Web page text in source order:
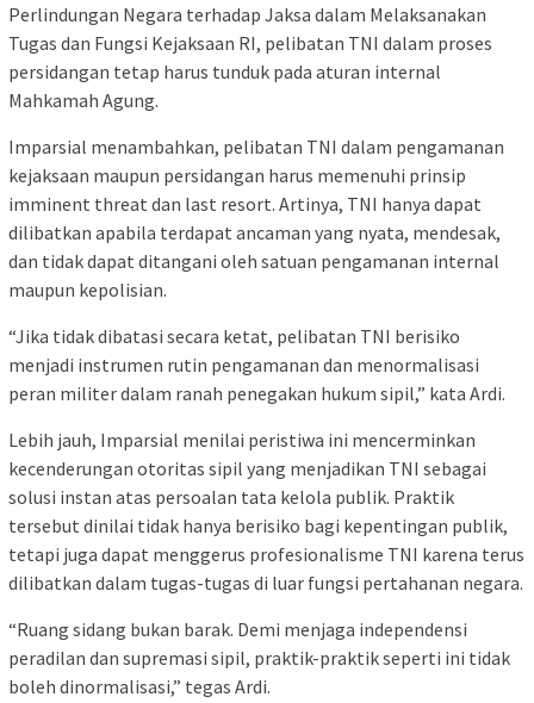
Perlindungan Negara terhadap Jaksa dalam Melaksanakan
Tugas dan Fungsi Kejaksaan RI, pelibatan TNI dalam proses
persidangan tetap harus tunduk pada aturan internal
Mahkamah Agung.
Imparsial menambahkan, pelibatan TNI dalam pengamanan
kejaksaan maupun persidangan harus memenuhi prinsip
imminent threat dan last resort. Artinya, TNI hanya dapat
dilibatkan apabila terdapat ancaman yang nyata, mendesak,
dan tidak dapat ditangani oleh satuan pengamanan internal
maupun kepolisian.
“Jika tidak dibatasi secara ketat, pelibatan TNI berisiko
menjadi instrumen rutin pengamanan dan menormalisasi
peran militer dalam ranah penegakan hukum sipil,” kata Ardi.
Lebih jauh, Imparsial menilai peristiwa ini mencerminkan
kecenderungan otoritas sipil yang menjadikan TNI sebagai
solusi instan atas persoalan tata kelola publik. Praktik
tersebut dinilai tidak hanya berisiko bagi kepentingan publik,
tetapi juga dapat menggerus profesionalisme TNI karena terus
dilibatkan dalam tugas-tugas di luar fungsi pertahanan negara.
“Ruang sidang bukan barak. Demi menjaga independensi
peradilan dan supremasi sipil, praktik-praktik seperti ini tidak
boleh dinormalisasi,” tegas Ardi.